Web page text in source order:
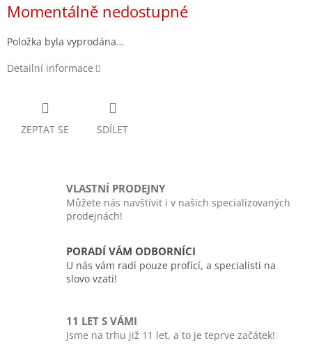
cena:
Momentálně nedostupné
Položka byla vyprodána…
Detailní informace
ZEPTAT SE SDÍLET
VLASTNÍ PRODEJNY
Můžete nás navštívit i v našich specializovaných
prodejnách!
PORADÍ VÁM ODBORNÍCI
U nás vám radí pouze profící, a specialisti na
slovo vzatí!
11 LET S VÁMI
Jsme na trhu již 11 let, a to je teprve začátek!